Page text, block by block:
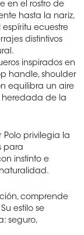
en el rostro de
hasta la nariz,
ecuestre
distintivos
inspirados en
handle, shoulder
equilibra un aire
de la
Polo privilegia la
para
instinto e
comprende
estilo se
seguro,